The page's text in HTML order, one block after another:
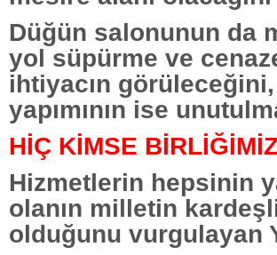
Düğün salonunun da
yol süpürme ve
ihtiyacın
yapımının ise
HİÇ KİMSE
Hizmetlerin hepsinin
olanın milletin
olduğunu vurgulayan